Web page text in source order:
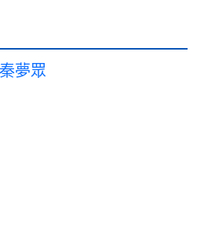
秦夢眾